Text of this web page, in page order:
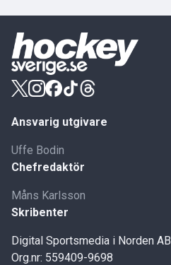
Ansvarig utgivare
Uffe Bodin
Chefredaktör
Måns Karlsson
Skribenter
Digital Sportsmedia i Norden AB
Org.nr: 559409-9698